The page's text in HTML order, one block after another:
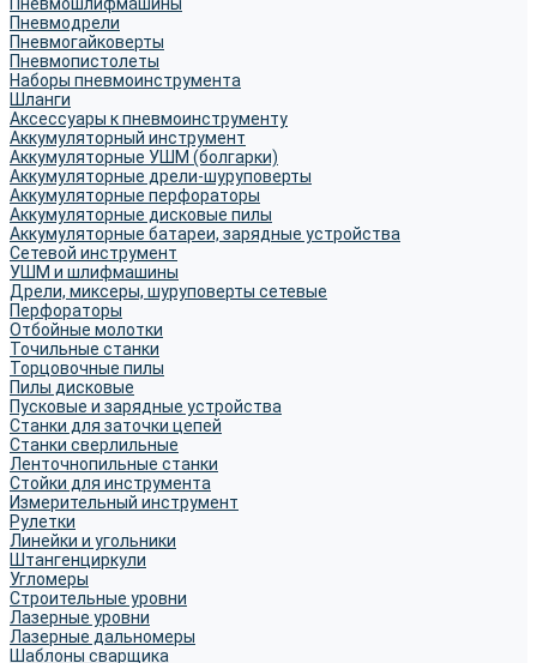
Пневмодрели
Пневмогайковерты
Пневмопистолеты
Наборы пневмоинструмента
Шланги
Аксессуары к пневмоинструменту
Аккумуляторный инструмент
Аккумуляторные УШМ (болгарки)
Аккумуляторные дрели-шуруповерты
Аккумуляторные перфораторы
Аккумуляторные дисковые пилы
Аккумуляторные батареи, зарядные устройства
Сетевой инструмент
УШМ и шлифмашины
Дрели, миксеры, шуруповерты сетевые
Перфораторы
Отбойные молотки
Точильные станки
Торцовочные пилы
Пилы дисковые
Пусковые и зарядные устройства
Станки для заточки цепей
Станки сверлильные
Ленточнопильные станки
Стойки для инструмента
Измерительный инструмент
Рулетки
Линейки и угольники
Штангенциркули
Угломеры
Строительные уровни
Лазерные уровни
Лазерные дальномеры
Шаблоны сварщика